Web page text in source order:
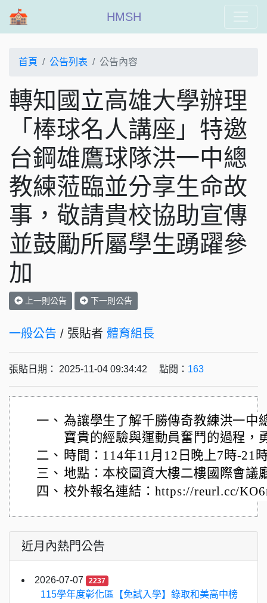
HMSH
首頁 公告列表 公告內容
轉知國立高雄大學辦理
「棒球名人講座」特邀
台鋼雄鷹球隊洪一中總
教練蒞臨並分享生命故
事，敬請貴校協助宣傳
並鼓勵所屬學生踴躍參
加
上一則公告 下一則公告
一般公告 / 張貼者 體育組長
張貼日期： 2025-11-04 09:34:42 點閱： 163
一、 為讓學生了解千勝傳奇教練洪一中
寶貴的經驗與運動員奮鬥的過程，
二、 時間：114年11月12日晚上7時-21
三、 地點：本校圖資大樓二樓國際會議
四、 校外報名連結：https://reurl.cc/
近月內熱門公告
2026-07-07 2237
115學年度彰化區【免試入學】錄取和美高中榜